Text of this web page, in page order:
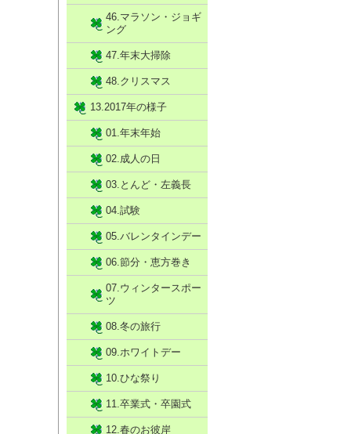
46.マラソン・ジョギ
ング
47.年末大掃除
48.クリスマス
13.2017年の様子
01.年末年始
02.成人の日
03.とんど・左義長
04.試験
05.バレンタインデー
06.節分・恵方巻き
07.ウィンタースポー
ツ
08.冬の旅行
09.ホワイトデー
10.ひな祭り
11.卒業式・卒園式
12.春のお彼岸